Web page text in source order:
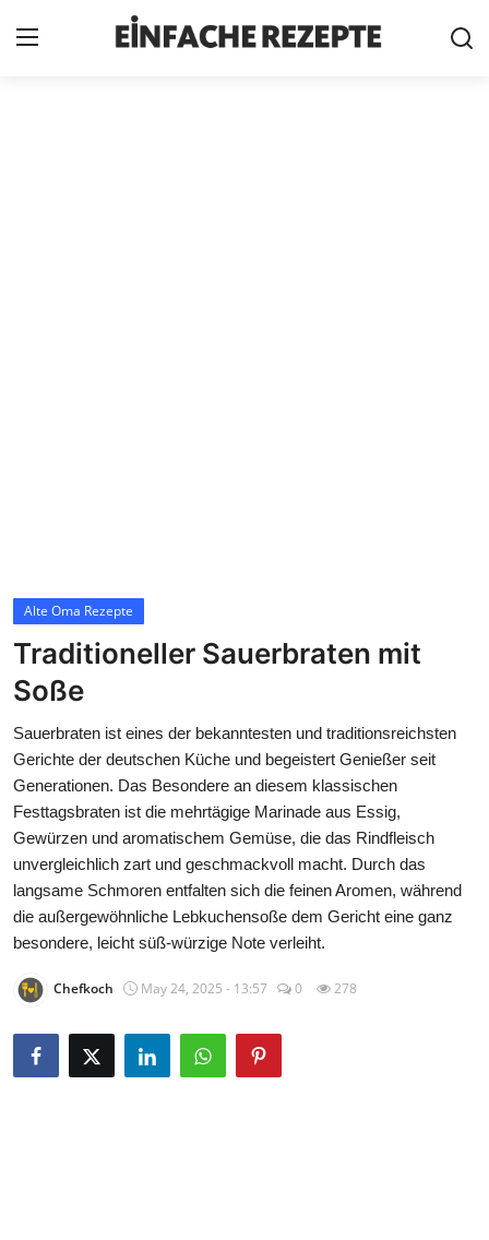
Alte Oma Rezepte
Traditioneller Sauerbraten mit
Soße
Sauerbraten ist eines der bekanntesten und traditionsreichsten
Gerichte der deutschen Küche und begeistert Genießer seit
Generationen. Das Besondere an diesem klassischen
Festtagsbraten ist die mehrtägige Marinade aus Essig,
Gewürzen und aromatischem Gemüse, die das Rindfleisch
unvergleichlich zart und geschmackvoll macht. Durch das
langsame Schmoren entfalten sich die feinen Aromen, während
die außergewöhnliche Lebkuchensoße dem Gericht eine ganz
besondere, leicht süß-würzige Note verleiht.
Chefkoch May 24, 2025 - 13:57 0 278